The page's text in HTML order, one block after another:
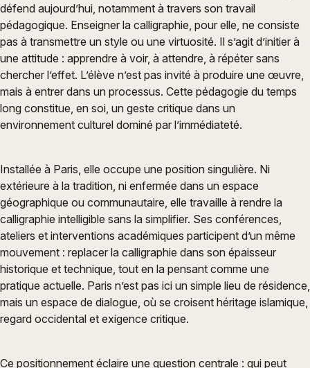
défend aujourd’hui, notamment à travers son travail
pédagogique. Enseigner la calligraphie, pour elle, ne consiste
pas à transmettre un style ou une virtuosité. Il s’agit d’initier à
une attitude : apprendre à voir, à attendre, à répéter sans
chercher l’effet. L’élève n’est pas invité à produire une œuvre,
mais à entrer dans un processus. Cette pédagogie du temps
long constitue, en soi, un geste critique dans un
environnement culturel dominé par l’immédiateté.
Installée à Paris, elle occupe une position singulière. Ni
extérieure à la tradition, ni enfermée dans un espace
géographique ou communautaire, elle travaille à rendre la
calligraphie intelligible sans la simplifier. Ses conférences,
ateliers et interventions académiques participent d’un même
mouvement : replacer la calligraphie dans son épaisseur
historique et technique, tout en la pensant comme une
pratique actuelle. Paris n’est pas ici un simple lieu de résidence,
mais un espace de dialogue, où se croisent héritage islamique,
regard occidental et exigence critique.
Ce positionnement éclaire une question centrale : qui peut